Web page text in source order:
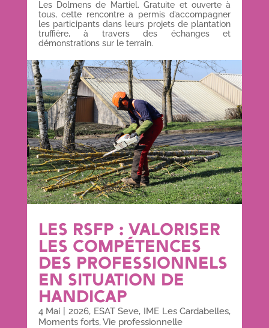
Les Dolmens de Martiel. Gratuite et ouverte à
tous, cette rencontre a permis d’accompagner
les participants dans leurs projets de plantation
truffière, à travers des échanges et
démonstrations sur le terrain.
LES RSFP : VALORISER
LES COMPÉTENCES
DES PROFESSIONNELS
EN SITUATION DE
HANDICAP
4 Mai 2026, ESAT Seve, IME Les Cardabelles,
Moments forts,Vie professionnelle